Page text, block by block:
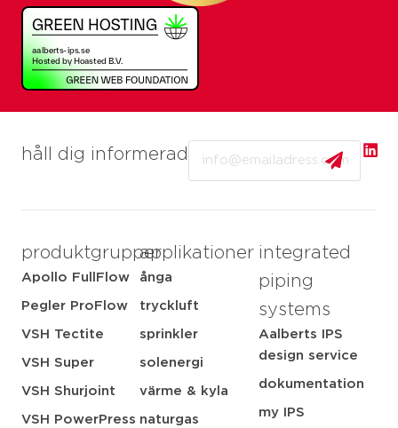
håll dig informerad
produktgrupper
Apollo FullFlow
Pegler ProFlow
VSH Tectite
VSH Super
VSH Shurjoint
VSH PowerPress
applikationer
ånga
tryckluft
sprinkler
solenergi
värme & kyla
naturgas
integrated
piping
systems
Aalberts IPS
design service
dokumentation
my IPS